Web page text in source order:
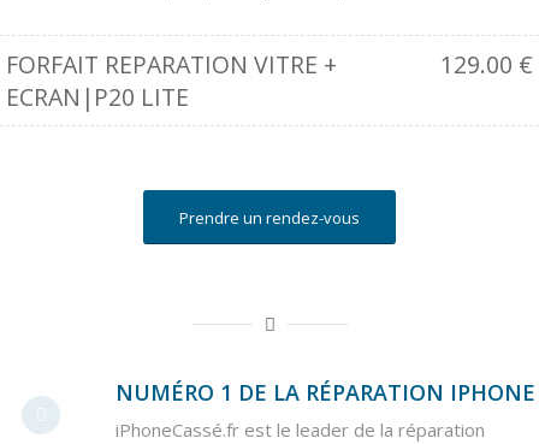
FORFAIT REPARATION VITRE +
ECRAN|P20 LITE
129.00 €
Prendre un rendez-vous
NUMÉRO 1 DE LA RÉPARATION IPHONE
iPhoneCassé.fr est le leader de la réparation